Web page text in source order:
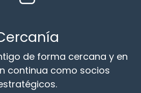
de forma cercana y en
continua como socios